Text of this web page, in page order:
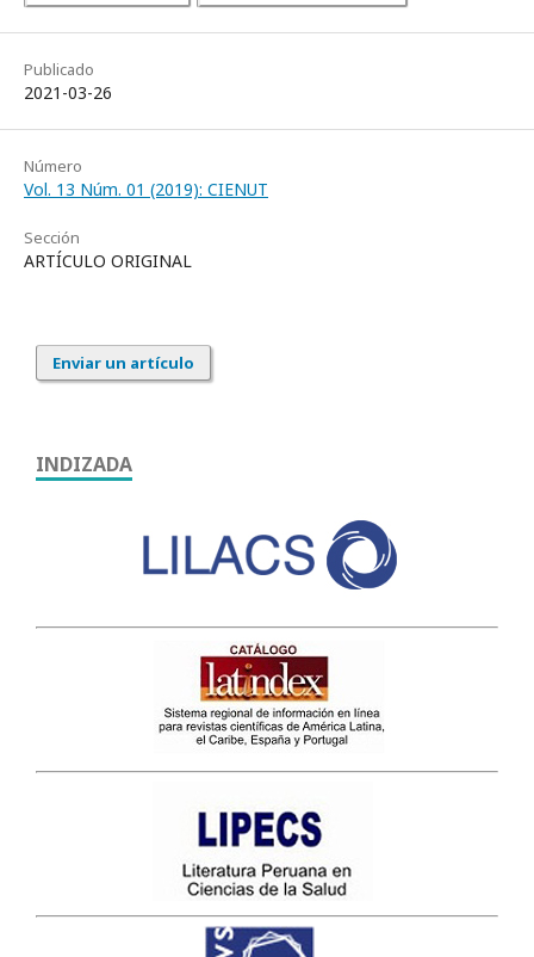
Publicado
2021-03-26
Número
Vol. 13 Núm. 01 (2019): CIENUT
Sección
ARTÍCULO ORIGINAL
Enviar un artículo
INDIZADA